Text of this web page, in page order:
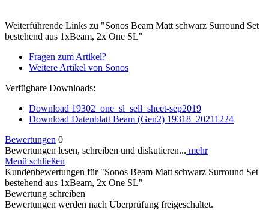
Weiterführende Links zu "Sonos Beam Matt schwarz Surround Set
bestehend aus 1xBeam, 2x One SL"
Fragen zum Artikel?
Weitere Artikel von Sonos
Verfügbare Downloads:
Download 19302_one_sl_sell_sheet-sep2019
Download Datenblatt Beam (Gen2) 19318_20211224
Bewertungen 0
Bewertungen lesen, schreiben und diskutieren... mehr
Menü schließen
Kundenbewertungen für "Sonos Beam Matt schwarz Surround Set
bestehend aus 1xBeam, 2x One SL"
Bewertung schreiben
Bewertungen werden nach Überprüfung freigeschaltet.